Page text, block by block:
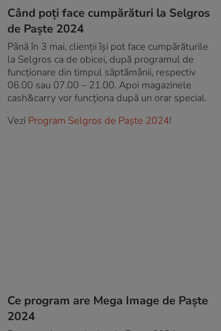
Când poţi face cumpărături la Selgros
de Paşte 2024
Până în 3 mai, clienţii îşi pot face cumpărăturile
la Selgros ca de obicei, după programul de
funcţionare din timpul săptămânii, respectiv
06.00 sau 07.00 – 21.00. Apoi magazinele
cash&carry vor funcţiona după un orar special.
Vezi Program Selgros de Paşte 2024!
Ce program are Mega Image de Paşte
2024